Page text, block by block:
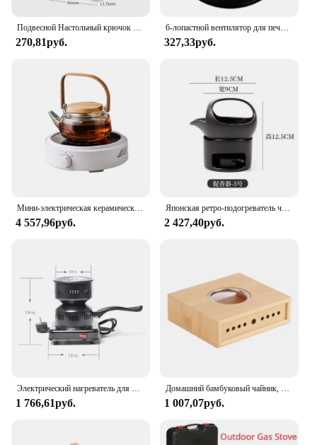
Подвесной Настольный крючок для газовой канистры, крючок из нержавеющей стали для плиты, вешалка для бака, крючок для улицы, стол для кемпинга, органайзер для газовой плиты
270,81руб.
6-лопастной вентилятор для печи, работающий от тепла, не требующий электричества, вентилятор для дровяной печи/камина/камина
327,33руб.
Мини-электрическая керамическая инфракрасная нагревательная плита, бойлер для молока и воды, нагреватель для кофе, мока, столешница, горелка для тушения, индукционная плита
4 557,96руб.
Японская ретро-подогреватель чая, керамическая свеча, нагревательный держатель 3 в 1, курильница с эфирным маслом, кунг-фу, жаровня чая
2 427,40руб.
Электрический нагреватель для кальяна, портативный кальян, кальян, горелка для приготовления кофе, плита, открытый лагерь для друзей, товары для вечеринок
1 766,61руб.
Домашний бамбуковый чайник, нагревательный чайник с основанием, теплый чайник, чайные аксессуары для офиса, ресторана
1 007,07руб.